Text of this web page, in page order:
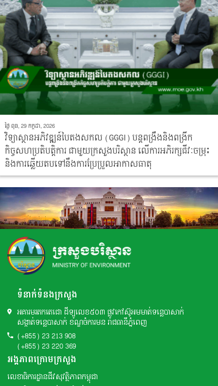
ថ្ងៃ ពុធ, 29 កក្កដា, 2026
វិទ្យាស្ថានអភិវឌ្ឍន៍បៃតងសកល (GGGI) បន្តពង្រឹងនិងពង្រីក
កិច្ចសហប្រតិបត្តិការ ជាមួយក្រសួងបរិស្ថាន លើការអភិរក្សជីវៈចម្រុះ
និងការឆ្លើយតបទៅនឹងការប្រែប្រួលអាកាសធាតុ
ទំនាក់ទំនងក្រសួង
អគារមរតកតេជោ ដីឡូលេខ៥០៣ ផ្លូវកៅស៊ូអមមាត់ទន្លេបាសាក់
សង្កាត់ទន្លេបាសាក់ ខណ្ឌចំការមន រាជធានីភ្នំពេញ
(+855) 23 213 908
(+855) 23 220 369
អង្គភាពក្រោមក្រសួង
លេខាធិការដ្ឋានជីវសុវត្ថិភាពកម្ពុជា